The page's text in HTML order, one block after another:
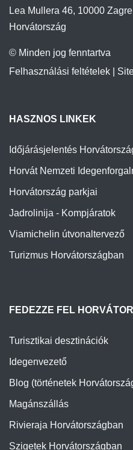
© Minden jog fenntartva
Felhasználási feltételek
Időjárásjelentés Horvátország
Horvát Nemzeti
Horvátország parkjai
Jadrolinija - Kompjáratok
Viamichelin útvonaltervező
Turizmus Horvátországban
Turisztikai desztinációk
Idegenvezető
Blog (történetek
Magánszállás
Rivieraja Horvátországban
Szigetek Horvátországban